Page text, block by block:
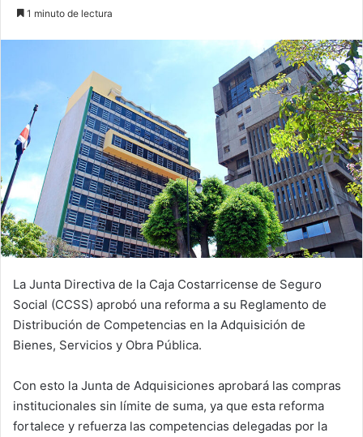
1 minuto de lectura
La Junta Directiva de la Caja Costarricense de Seguro
Social (CCSS) aprobó una reforma a su Reglamento de
Distribución de Competencias en la Adquisición de
Bienes, Servicios y Obra Pública.
Con esto la Junta de Adquisiciones aprobará las compras
institucionales sin límite de suma, ya que esta reforma
fortalece y refuerza las competencias delegadas por la